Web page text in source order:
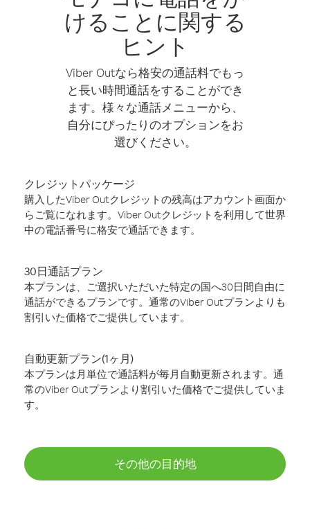
けることに関する
ヒント
Viber Outなら格安の通話料でもっ
と長い時間通話をすることができ
ます。様々な通話メニューから、
自分にぴったりのオプションをお
選びください。
クレジットパッケージ
購入したViber Outクレジットの残高はアカウント画面か
らご覧になれます。Viber Outクレジットを利用して世界
中の電話番号に格安で通話できます。
30日通話プラン
本プランは、ご選択いただいた特定の国へ30日間自由に
通話ができるプランです。通常のViber Outプランよりも
割引いた価格でご提供しています。
自動更新プラン(1ヶ月)
本プランは月単位で通話料が毎月自動更新されます。通
常のViber Outプランより割引いた価格でご提供していま
す。
その他の目的地